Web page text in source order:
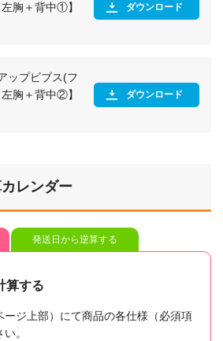
胸＋背中①】
ダウンロード
ップビブス(フ
胸＋背中②】
ダウンロード
レンダー
発送日から逆算する
算する
ージ上部）にて商品の各仕様（必須項
。